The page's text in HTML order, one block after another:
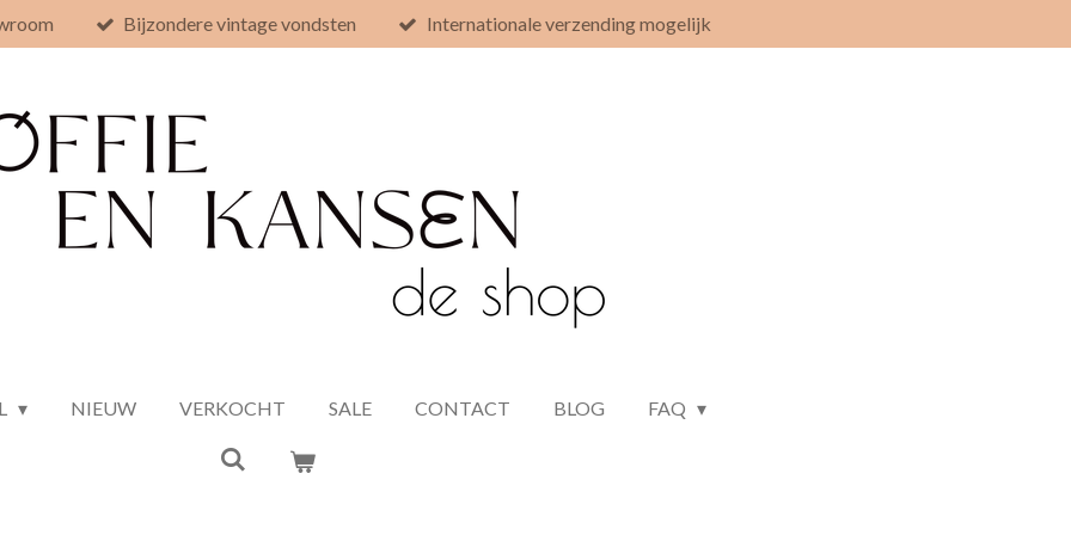
Bijzondere vintage vondsten Internationale verzending mogelijk
NIEUW VERKOCHT SALE CONTACT BLOG FAQ